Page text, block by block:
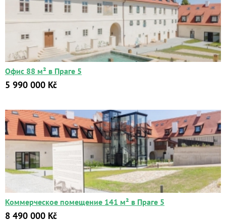
Квартиры
Дома
Новостройки
Коммерческие объекты
Офис 88 м² в Праге 5
5 990 000 Kč
Коммерческое помещение 141 м² в Праге 5
8 490 000 Kč